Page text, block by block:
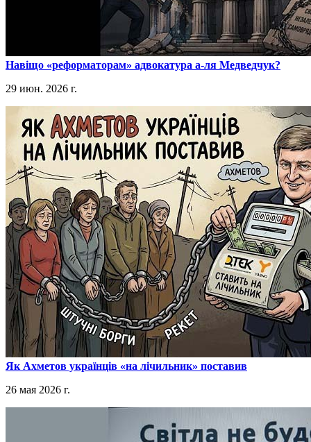
​Навіщо «реформаторам» адвокатура а-ля Медведчук?
29 июн. 2026 г.
​Як Ахметов українців «на лічильник» поставив
26 мая 2026 г.